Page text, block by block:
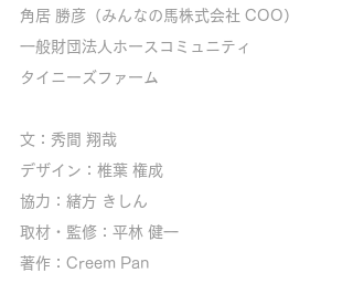
角居 勝彦（みんなの馬株式会社 COO）
一般財団法人ホースコミュニティ
タイニーズファーム
文：秀間 翔哉
デザイン：椎葉 権成
協力：緒方 きしん
取材・監修：平林 健一
著作：Creem Pan